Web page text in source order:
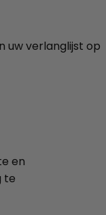
uw verlanglijst op
en
te